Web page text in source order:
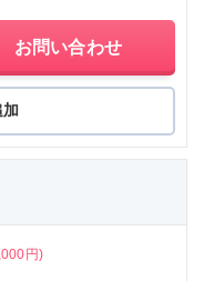
お問い合わせ
円)